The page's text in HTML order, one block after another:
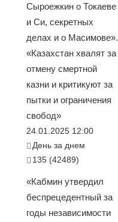
Сыроежкин о Токаеве
и Си, секретных
делах и о Масимове».
«Казахстан хвалят за
отмену смертной
казни и критикуют за
пытки и ограничения
свобод»
24.01.2025 12:00
День за днем
135 (42489)
«Кабмин утвердил
беспрецедентный за
годы независимости